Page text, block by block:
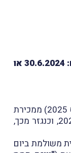
אם לא נוכה מס במקור – על המשרד לרשום סמל עסקה 65 ובקוד 56 תאריך תום התקופה ממנה נבעו הרווחים: 30.6.2024 או
בגין הרווחים (בשנת-המס 2025) ממכירת
ניירות-ערך הנסחרים שלא נוכה מהם מס במקור יהיה פטוּר, בתנאים מסוימים, מהגשת דו"ח שנתי בגין שנת-המס 2025, וכנגזר מכך,
משולמת ביום